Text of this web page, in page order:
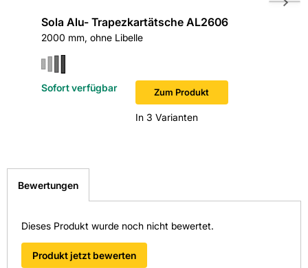
EAN: 4011333192009
Sola Alu- Trapezkartätsche AL2606
2000 mm, ohne Libelle
Zum Produkt
In 3 Varianten
Sofort verfügbar
Bewertungen
Dieses Produkt wurde noch nicht bewertet.
Produkt jetzt bewerten